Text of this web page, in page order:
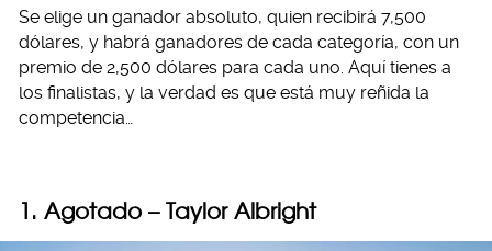
Se elige un ganador absoluto, quien recibirá 7,500
dólares, y habrá ganadores de cada categoría, con un
premio de 2,500 dólares para cada uno. Aquí tienes a
los finalistas, y la verdad es que está muy reñida la
competencia…
1. Agotado – Taylor Albright